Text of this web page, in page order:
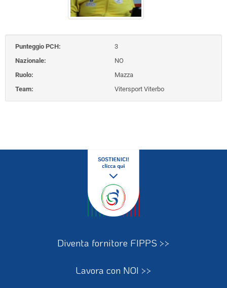
Punteggio PCH:
3
Nazionale:
NO
Ruolo:
Mazza
Team:
Vitersport Viterbo
Diventa fornitore FIPPS >>
Lavora con NOI >>